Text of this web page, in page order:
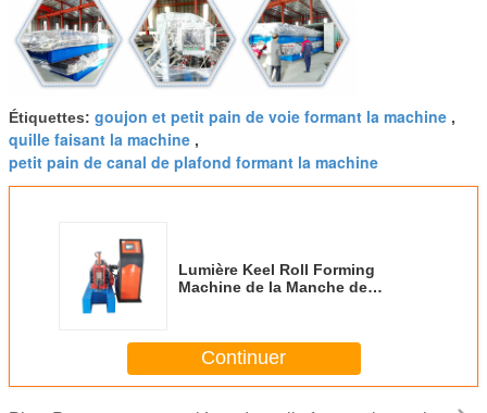
Étiquettes: goujon et petit pain de voie formant la machine ,
quille faisant la machine ,
petit pain de canal de plafond formant la machine
Lumière Keel Roll Forming
Machine de la Manche de
Continuer